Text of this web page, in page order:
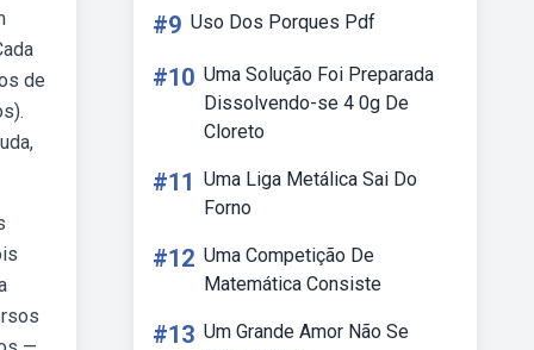
de
#9 Uso Dos Porques Pdf
#10 Uma Solução Foi Preparada
Dissolvendo-se 4 0g De
Cloreto
#11 Uma Liga Metálica Sai Do
Forno
#12 Uma Competição De
Matemática Consiste
#13 Um Grande Amor Não Se